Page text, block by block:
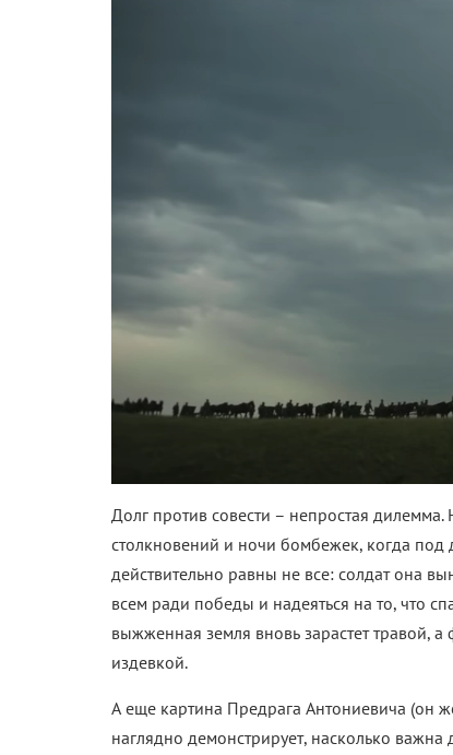
Долг против совести – непростая
столкновений и ночи бомбежек, когда
действительно равны не все: солдат она
всем ради победы и надеяться на то, что
выжженная земля вновь зарастет травой, а
издевкой.
А еще картина Предрага Антониевича (он
наглядно демонстрирует, насколько